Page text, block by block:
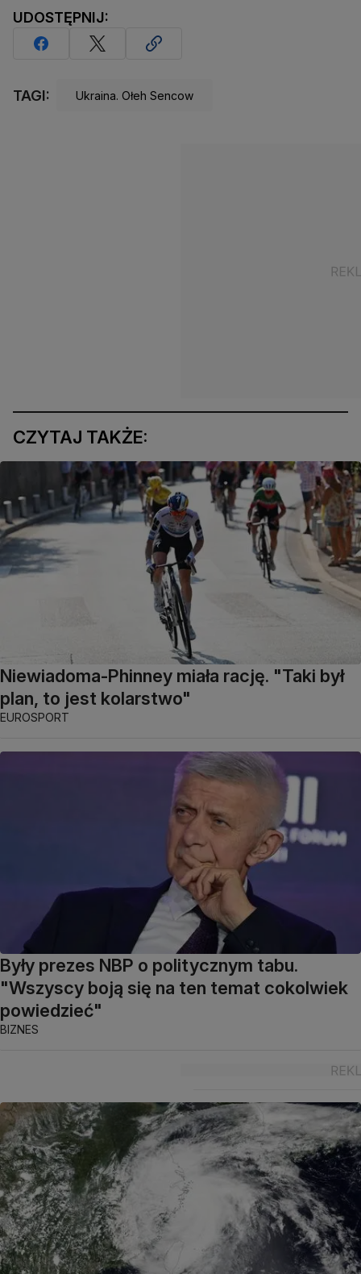
UDOSTĘPNIJ:
TAGI: Ukraina. Ołeh Sencow
CZYTAJ TAKŻE:
Niewiadoma-Phinney miała rację. "Taki był
plan, to jest kolarstwo"
EUROSPORT
Były prezes NBP o politycznym tabu.
"Wszyscy boją się na ten temat cokolwiek
powiedzieć"
BIZNES